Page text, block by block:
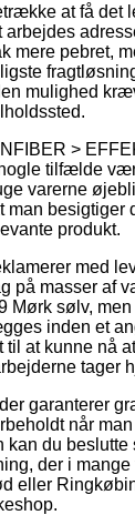
at få det
mere pebret,
mulighed
>
tilfælde
varerne
man besigtiger
produkt.
med
på masser af
Mørk sølv,
inden et
at kunne nå
tager
garanterer
når
du beslutte
der i
eller